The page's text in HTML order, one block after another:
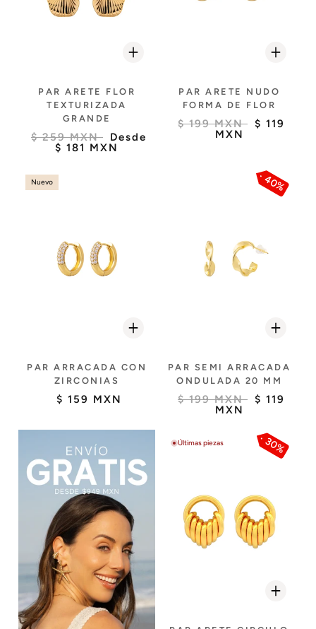
PAR ARETE FLOR
TEXTURIZADA
GRANDE
$ 259 MXN
Desde
$ 181 MXN
PAR ARETE NUDO
FORMA DE FLOR
$ 199 MXN
$ 119
MXN
Nuevo
PAR ARRACADA CON
ZIRCONIAS
$ 159 MXN
40%
PAR SEMI ARRACADA
ONDULADA 20 MM
$ 199 MXN
$ 119
MXN
Últimas piezas 30%